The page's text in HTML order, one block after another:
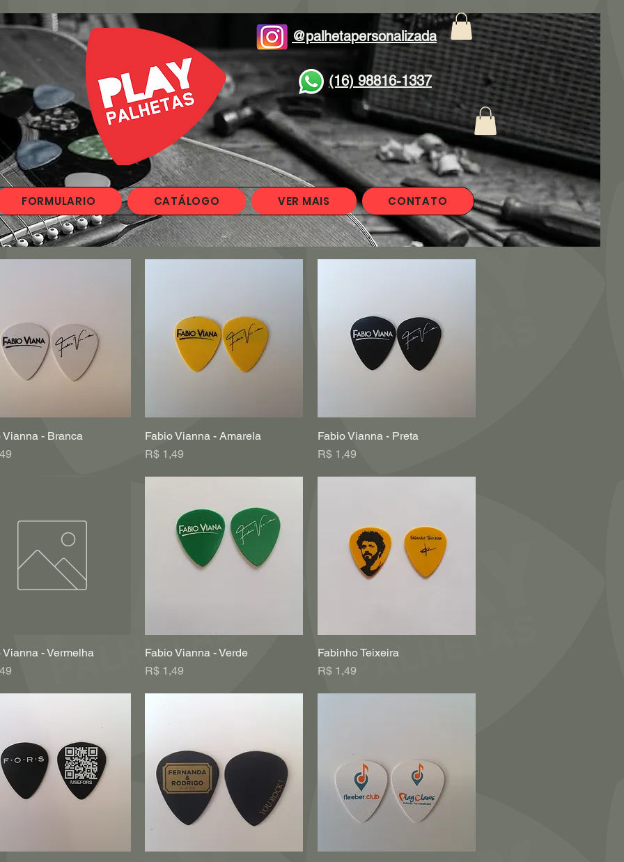
(16) 98816-1337
@palhetapersonalizada
FORMULARIO CATÁLOGO VER MAIS CONTATO
Visualização rápida
Vianna - Branca
Visualização rápida
Fabio Vianna - Amarela
Preço
R$ 1,49
Visualização rápida
Fabio Vianna - Preta
Preço
R$ 1,49
Visualização rápida
Vianna - Vermelha
Visualização rápida
Fabio Vianna - Verde
Preço
R$ 1,49
Visualização rápida
Fabinho Teixeira
Preço
R$ 1,49